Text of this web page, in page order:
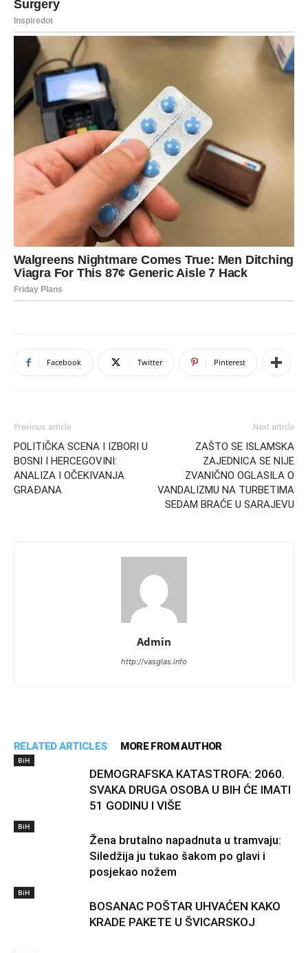
Facebook Twitter Pinterest
Previous article
POLITIČKA SCENA I IZBORI U
BOSNI I HERCEGOVINI:
ANALIZA I OČEKIVANJA
GRAĐANA
Next article
ZAŠTO SE ISLAMSKA
ZAJEDNICA SE NIJE
ZVANIČNO OGLASILA O
VANDALIZMU NA TURBETIMA
SEDAM BRAĆE U SARAJEVU
Admin
http://vasglas.info
RELATED ARTICLES MORE FROM AUTHOR
BiH
DEMOGRAFSKA KATASTROFA: 2060.
SVAKA DRUGA OSOBA U BIH ĆE IMATI
51 GODINU I VIŠE
BiH
Žena brutalno napadnuta u tramvaju:
Siledžija ju tukao šakom po glavi i
posjekao nožem
BiH
BOSANAC POŠTAR UHVAĆEN KAKO
KRADE PAKETE U ŠVICARSKOJ